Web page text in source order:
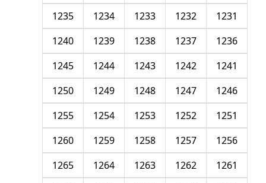
1231
1232
1233
1234
1235
1236
1237
1238
1239
1240
1241
1242
1243
1244
1245
1246
1247
1248
1249
1250
1251
1252
1253
1254
1255
1256
1257
1258
1259
1260
1261
1262
1263
1264
1265